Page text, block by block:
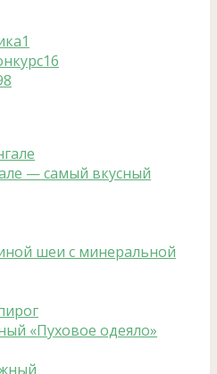
1
16
— самый вкусный
шеи с минеральной
«Пуховое одеяло»